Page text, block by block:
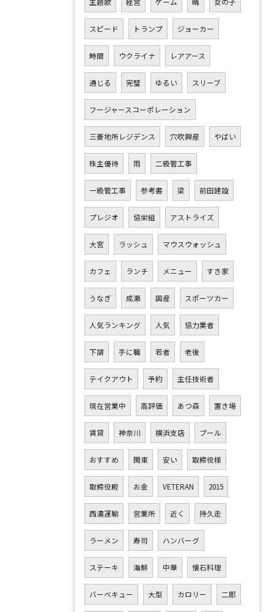
スピード トランプ ジョーカー
時間 ウクライナ レアアース
通じる 完璧 ゆるい スリーブ
フージャースコーポレーション
三菱地所レジデンス 穴吹興産 やばい
株主優待 雨 二級管工事
一級管工事 参考書 梁 前田建設
プレジオ 協栄組 アストライズ
大宮 ラッシュ マウスウォッシュ
カフェ ランチ メニュー すき家
うなぎ 成瀬 国産 スポーツカー
人気ランキング 人気 協力業者
下請 手に職 若者 老後
テイクアウト 予約 主任技術者
現在営業中 高評価 あつ森 置き場
賃貸 神奈川 横浜支店 プール
おすすめ 関東 安い 取締役様
取締役殿 お金 VETERAN 2015
西濃運輸 営業所 近く 持久走
ラーメン 寿司 ハンバーグ
ステーキ 海鮮 中華 懐石料理
バーベキュー 大型 カロリー 二郎